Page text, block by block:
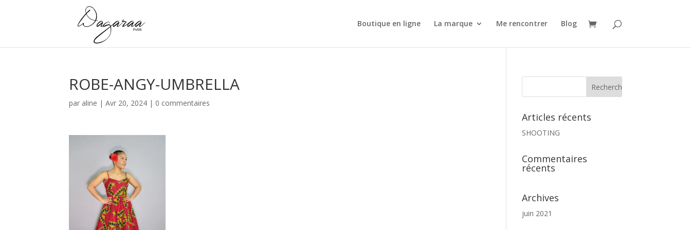
Boutique en ligne La marque Me rencontrer Blog
ROBE-ANGY-UMBRELLA
par aline |Avr 20, 2024 | 0 commentaires
Articles récents
SHOOTING
Commentaires
récents
Archives
juin 2021